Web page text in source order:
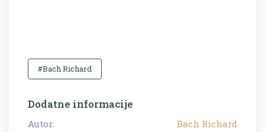
#Bach Richard
Dodatne informacije
Autor:
Bach Richard